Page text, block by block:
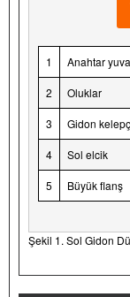
1 Anahtar
2 Oluklar
3 Gidon
4 Sol elcik
5 Büyük flanş
Şekil 1. Sol Gidon